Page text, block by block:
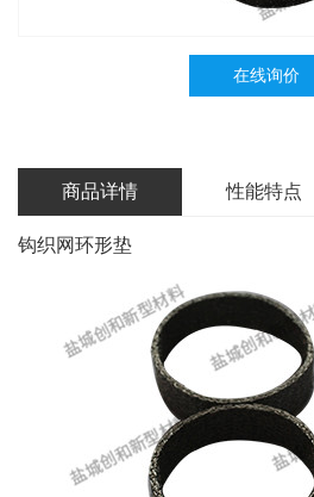
在线询价
商品详情 性能特点
钩织网环形垫